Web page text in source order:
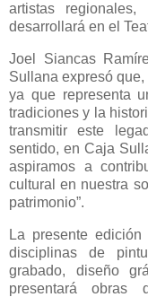
artistas
desarrollará en el
Joel Siancas
Sullana expresó
ya que representa
tradiciones y la
transmitir este
sentido, en Caja
aspiramos a
cultural en nuestra
patrimonio”.
La presente
disciplinas de
grabado, diseño
presentará obras